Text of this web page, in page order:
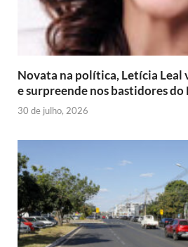
Novata na política, Letícia Leal
e surpreende nos bastidores do
30 de julho, 2026